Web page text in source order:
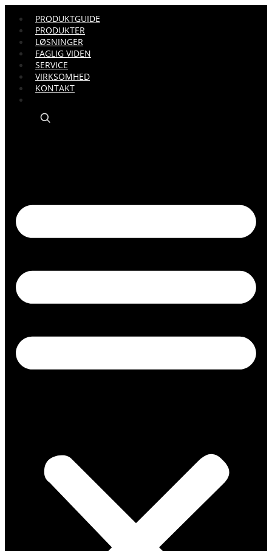
PRODUKTGUIDE
PRODUKTER
LØSNINGER
FAGLIG VIDEN
SERVICE
VIRKSOMHED
KONTAKT